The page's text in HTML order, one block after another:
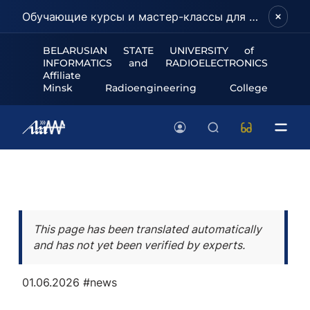
Обучающие курсы и мастер-классы для школьников и абитуриентов!
BELARUSIAN STATE UNIVERSITY of
INFORMATICS and RADIOELECTRONICS
Affiliate
Minsk Radioengineering College
This page has been translated automatically
and has not yet been verified by experts.
01.06.2026 #news